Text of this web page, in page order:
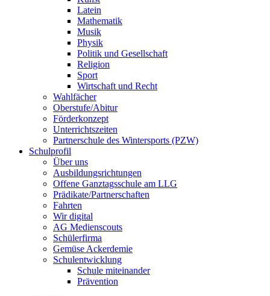
Latein
Mathematik
Musik
Physik
Politik und Gesellschaft
Religion
Sport
Wirtschaft und Recht
Wahlfächer
Oberstufe/Abitur
Förderkonzept
Unterrichtszeiten
Partnerschule des Wintersports (PZW)
Schulprofil
Über uns
Ausbildungsrichtungen
Offene Ganztagsschule am LLG
Prädikate/Partnerschaften
Fahrten
Wir digital
AG Medienscouts
Schülerfirma
Gemüse Ackerdemie
Schulentwicklung
Schule miteinander
Prävention